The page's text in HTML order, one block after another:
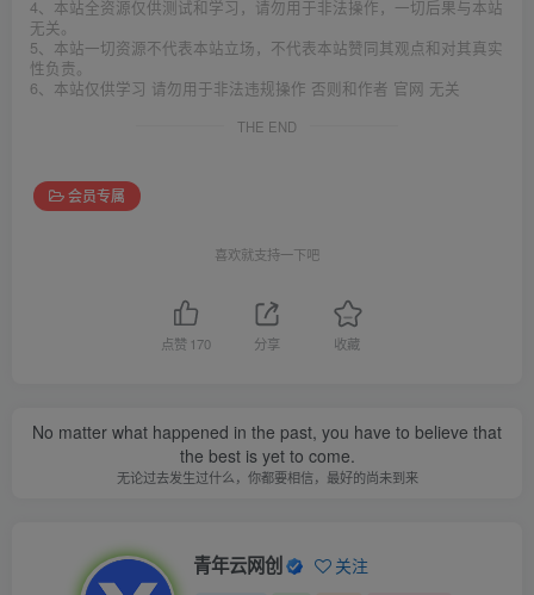
4、本站全资源仅供测试和学习，请勿用于非法操作，一切后果与本站
无关。
5、本站一切资源不代表本站立场，不代表本站赞同其观点和对其真实
性负责。
6、本站仅供学习 请勿用于非法违规操作 否则和作者 官网 无关
THE END
会员专属
喜欢就支持一下吧
点赞 170 分享 收藏
No matter what happened in the past, you have to believe that
the best is yet to come.
无论过去发生过什么，你都要相信，最好的尚未到来
青年云网创 关注